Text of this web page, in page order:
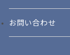
お問い合わせ